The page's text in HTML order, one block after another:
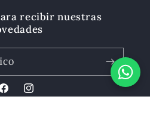
recibir nuestras
Instagram